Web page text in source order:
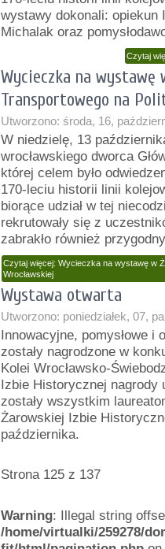
wystawy dokonali:
Michalak oraz
Czytaj
Wycieczka na wystawę
Transportowego na
Utworzono: środa, 16,
W niedzielę, 13
wrocławskiego dworca
której celem było
170-leciu historii linii
biorące udział w tej
rekrutowały się z
zabrakło również
Czytaj więcej: Wycieczka na wystawę w
Wrocławskiej
Wystawa otwarta
Utworzono: poniedziałek, 07,
Innowacyjne, pomysłowe
zostały nagrodzone w
Kolei Wrocławsko-
Izbie Historycznej nagrody
zostały wszystkim
Żarowskiej Izbie
października.
Strona 125 z 137
Warning: Illegal string
/home/virtualki/259278/